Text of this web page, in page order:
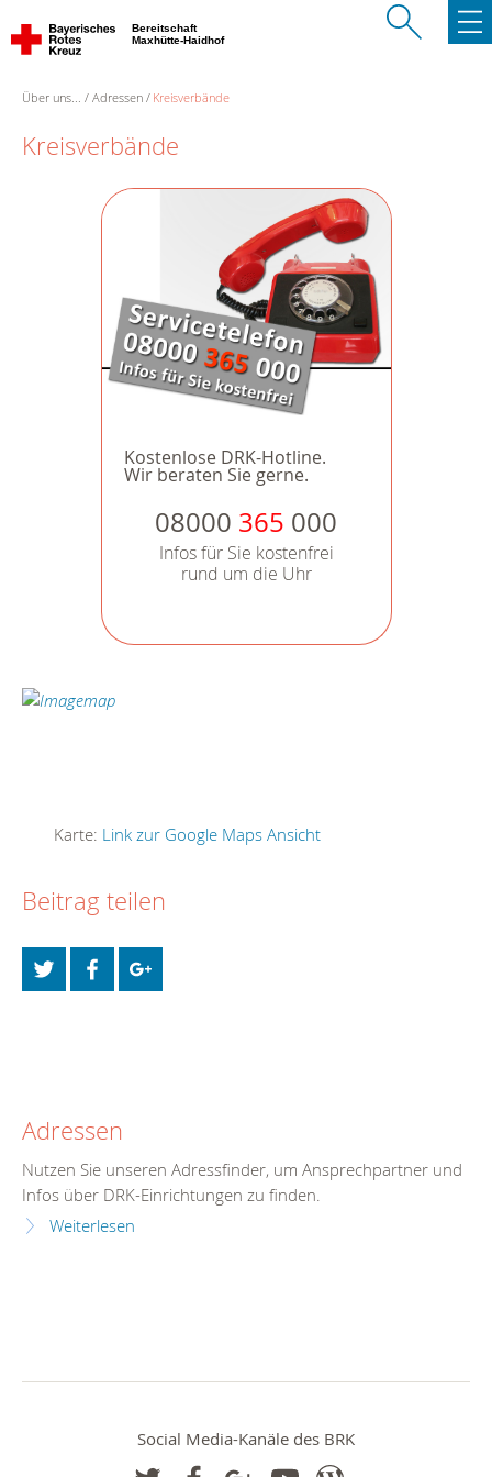
Bereitschaft
Maxhütte-Haidhof
Über uns... Adressen Kreisverbände
Kreisverbände
Kostenlose DRK-Hotline.
Wir beraten Sie gerne.
08000 365 000
Infos für Sie kostenfrei
rund um die Uhr
Karte: Link zur Google Maps Ansicht
Beitrag teilen
Adressen
Nutzen Sie unseren Adressfinder, um Ansprechpartner und
Infos über DRK-Einrichtungen zu finden.
Weiterlesen
Social Media-Kanäle des BRK